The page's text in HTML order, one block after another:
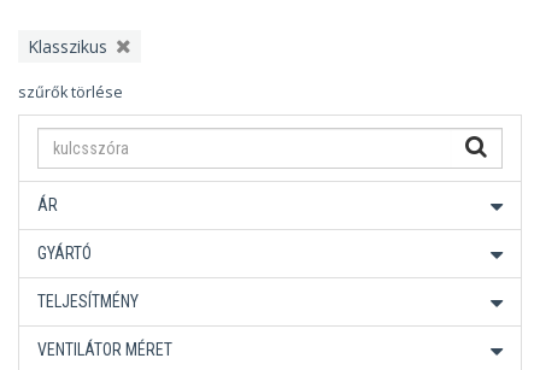
Klasszikus
szűrők törlése
ÁR
GYÁRTÓ
TELJESÍTMÉNY
VENTILÁTOR MÉRET